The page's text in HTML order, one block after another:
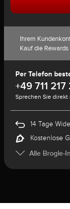
Ihrem
Kauf die
Per Telefon
+49 711
Sprechen Sie
14 Tage
Kostenlose
Alle Brogle-